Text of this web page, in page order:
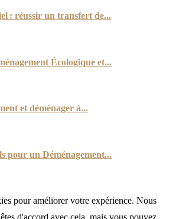
: réussir un transfert de...
Écologique et...
et déménager à...
pour un Déménagement...
pour améliorer votre expérience. Nous
d'accord avec cela, mais vous pouvez